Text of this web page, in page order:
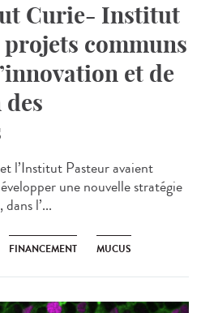
Curie- Institut
communs
et de
l’Institut Pasteur avaient
une nouvelle stratégie
l’...
FINANCEMENT MUCUS